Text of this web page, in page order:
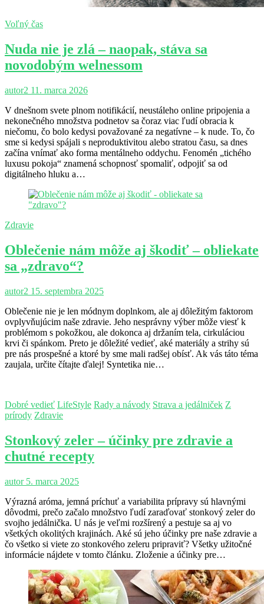
Voľný čas
Nuda nie je zlá – naopak, stáva sa
novodobým welnessom
autor2 11. marca 2026
V dnešnom svete plnom notifikácií, neustáleho online pripojenia a
nekonečného množstva podnetov sa čoraz viac ľudí obracia k
niečomu, čo bolo kedysi považované za negatívne – k nude. To, čo
sme si kedysi spájali s neproduktivitou alebo stratou času, sa dnes
začína vnímať ako forma mentálneho oddychu. Fenomén „tichého
luxusu pokoja“ znamená schopnosť spomaliť, odpojiť sa od
digitálneho hluku a…
Zdravie
Oblečenie nám môže aj škodiť – obliekate
sa „zdravo“?
autor2 15. septembra 2025
Oblečenie nie je len módnym doplnkom, ale aj dôležitým faktorom
ovplyvňujúcim naše zdravie. Jeho nesprávny výber môže viesť k
problémom s pokožkou, ale dokonca aj držaním tela, cirkuláciou
krvi či spánkom. Preto je dôležité vedieť, aké materiály a strihy sú
pre nás prospešné a ktoré by sme mali radšej obísť. Ak vás táto téma
zaujala, určite čítajte ďalej! Syntetika nie…
Dobré vedieť LifeStyle Rady a návody Strava a jedálniček Z
prírody Zdravie
Stonkový zeler – účinky pre zdravie a
chutné recepty
autor5. marca 2025
Výrazná aróma, jemná príchuť a variabilita prípravy sú hlavnými
dôvodmi, prečo začalo množstvo ľudí zaraďovať stonkový zeler do
svojho jedálnička. U nás je veľmi rozšírený a pestuje sa aj vo
všetkých okolitých krajinách. Aké sú jeho účinky pre naše zdravie a
čo všetko si viete zo stonkového zeleru pripraviť? Všetky užitočné
informácie nájdete v tomto článku. Zloženie a účinky pre…